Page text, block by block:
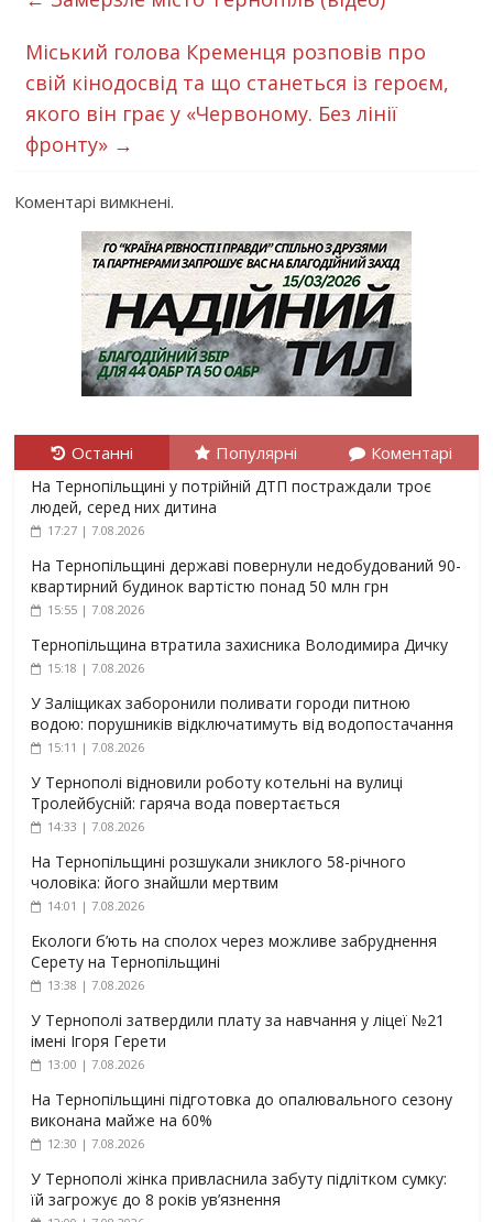
Міський голова Кременця розповів про
свій кінодосвід та що станеться із героєм,
якого він грає у «Червоному. Без лінії
фронту» →
Коментарі вимкнені.
Останні Популярні Коментарі
На Тернопільщині у потрійній ДТП постраждали троє
людей, серед них дитина
17:27 | 7.08.2026
На Тернопільщині державі повернули недобудований 90-
квартирний будинок вартістю понад 50 млн грн
15:55 | 7.08.2026
Тернопільщина втратила захисника Володимира Дичку
15:18 | 7.08.2026
У Заліщиках заборонили поливати городи питною
водою: порушників відключатимуть від водопостачання
15:11 | 7.08.2026
У Тернополі відновили роботу котельні на вулиці
Тролейбусній: гаряча вода повертається
14:33 | 7.08.2026
На Тернопільщині розшукали зниклого 58-річного
чоловіка: його знайшли мертвим
14:01 | 7.08.2026
Екологи б’ють на сполох через можливе забруднення
Серету на Тернопільщині
13:38 | 7.08.2026
У Тернополі затвердили плату за навчання у ліцеї №21
імені Ігоря Герети
13:00 | 7.08.2026
На Тернопільщині підготовка до опалювального сезону
виконана майже на 60%
12:30 | 7.08.2026
У Тернополі жінка привласнила забуту підлітком сумку:
їй загрожує до 8 років ув’язнення